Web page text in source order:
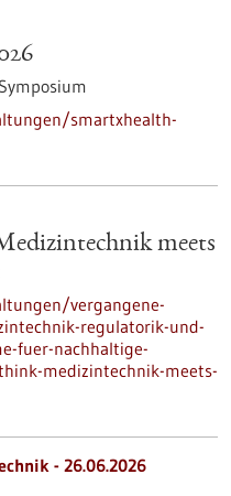
smartxhealth-
meets
vergangene-
regulatorik-und-
fuer-nachhaltige-
medizintechnik-meets-
- 26.06.2026